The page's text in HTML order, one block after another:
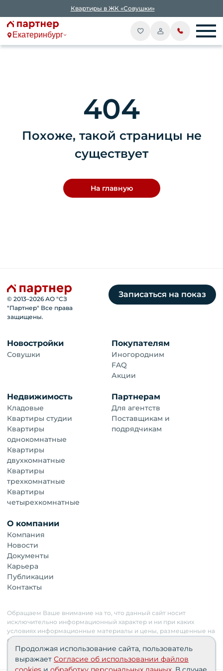
Квартиры в ЖК «Совушки»
Екатеринбург
404
Похоже, такой страницы не
существует
На главную
© 2013–2026 АО "СЗ
"Партнер" Все права
защищены.
Записаться на показ
Новостройки
Совушки
Покупателям
Иногородним
FAQ
Акции
Недвижимость
Кладовые
Квартиры студии
Квартиры
однокомнатные
Квартиры
двухкомнатные
Квартиры
трехкомнатные
Квартиры
четырехкомнатные
Партнерам
Для агентств
Поставщикам и
подрядчикам
О компании
Компания
Новости
Документы
Карьера
Публикации
Контакты
Обращаем Ваше внимание на то, что данный сайт носит
исключительно информационный характер и ни при каких
условиях информационные материалы и цены, размещенные на
сайте, не являются публичной офертой. Застройщик имеет
право изменять стоимость объектов.
Продолжая использование сайта, пользователь
выражает Согласие об использовании файлов